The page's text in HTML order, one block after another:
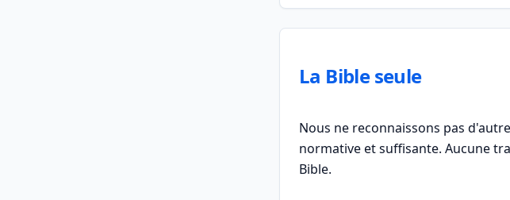
La Bible seule
Nous ne reconnaissons pas
normative et suffisante. Aucune
Bible.